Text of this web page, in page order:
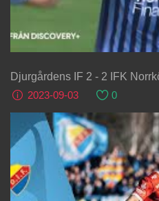
Djurgårdens IF 2 - 2 IFK
2023-09-03
0